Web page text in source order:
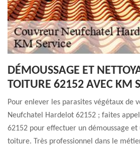
DÉMOUSSAGE ET
TOITURE 62152 AVEC KM
Pour enlever les parasites végétaux de
Neufchatel Hardelot 62152 ; faites
62152 pour effectuer un démoussage
toiture. Très professionnel dans le